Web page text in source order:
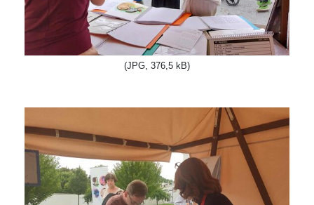
(JPG, 376,5 kB)